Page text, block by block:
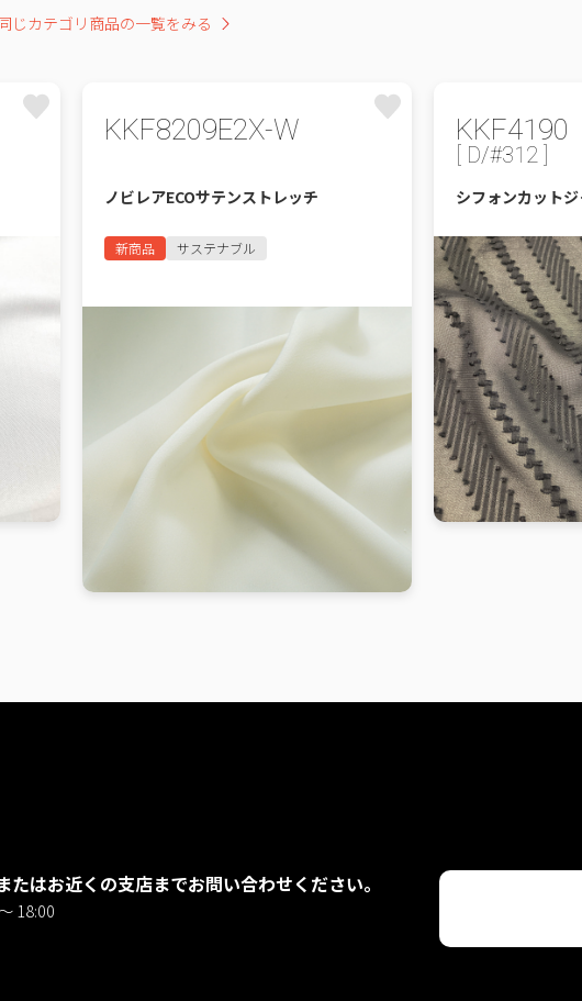
じカテゴリ商品の一覧をみる
KKF8209E2X-W
ノビレアECOサテンストレッチ
新商品 サステナブル
KKF4190
[ D/#312 ]
シフォンカット
はお近くの支店までお問い合わせください。
18:00